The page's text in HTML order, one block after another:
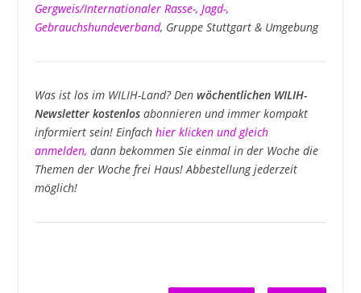
Gergweis/Internationaler Rasse-, Jagd-,
Gebrauchshundeverband, Gruppe Stuttgart & Umgebung
Was ist los im WILIH-Land? Den wöchentlichen WILIH-
Newsletter kostenlosabonnieren und immer kompakt
informiert sein! Einfach hier klicken und gleich
anmelden, dann bekommen Sie einmal in der Woche die
Themen der Woche frei Haus! Abbestellung jederzeit
möglich!